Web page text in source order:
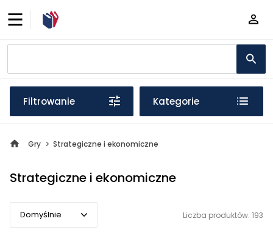
Filtrowanie Kategorie
Gry Strategiczne i ekonomiczne
Strategiczne i ekonomiczne
Domyślnie Liczba produktów: 193